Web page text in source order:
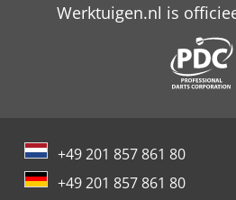
Werktuigen.nl is
+49 201 857 861 80
+49 201 857 861 80